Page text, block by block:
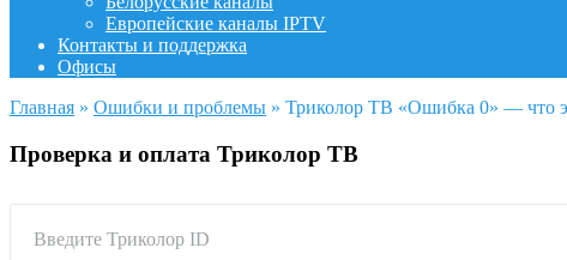
Европейские каналы IPTV
Контакты и поддержка
Офисы
Главная » Ошибки и проблемы » Триколор ТВ «Ошибка 0» — что
Проверка и оплата Триколор ТВ
Введите Триколор ID